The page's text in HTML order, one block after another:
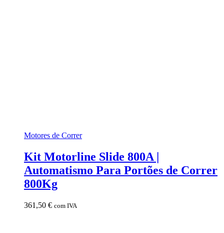
Motores de Correr
Kit Motorline Slide 800A |
Automatismo Para Portões de Correr
800Kg
361,50 € com IVA